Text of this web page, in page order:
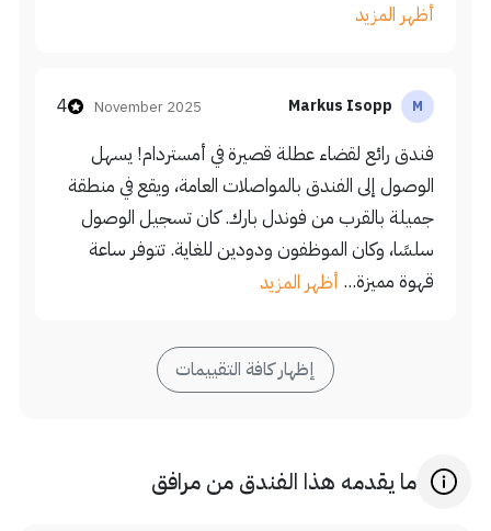
أظهر المزيد
M
Markus Isopp
November 2025
4
فندق رائع لقضاء عطلة قصيرة في أمستردام! يسهل
الوصول إلى الفندق بالمواصلات العامة، ويقع في منطقة
جميلة بالقرب من فوندل بارك. كان تسجيل الوصول
سلسًا، وكان الموظفون ودودين للغاية. تتوفر ساعة
قهوة مميزة... أظهر المزيد
إظهار كافة التقييمات
ما يقدمه هذا الفندق من مرافق